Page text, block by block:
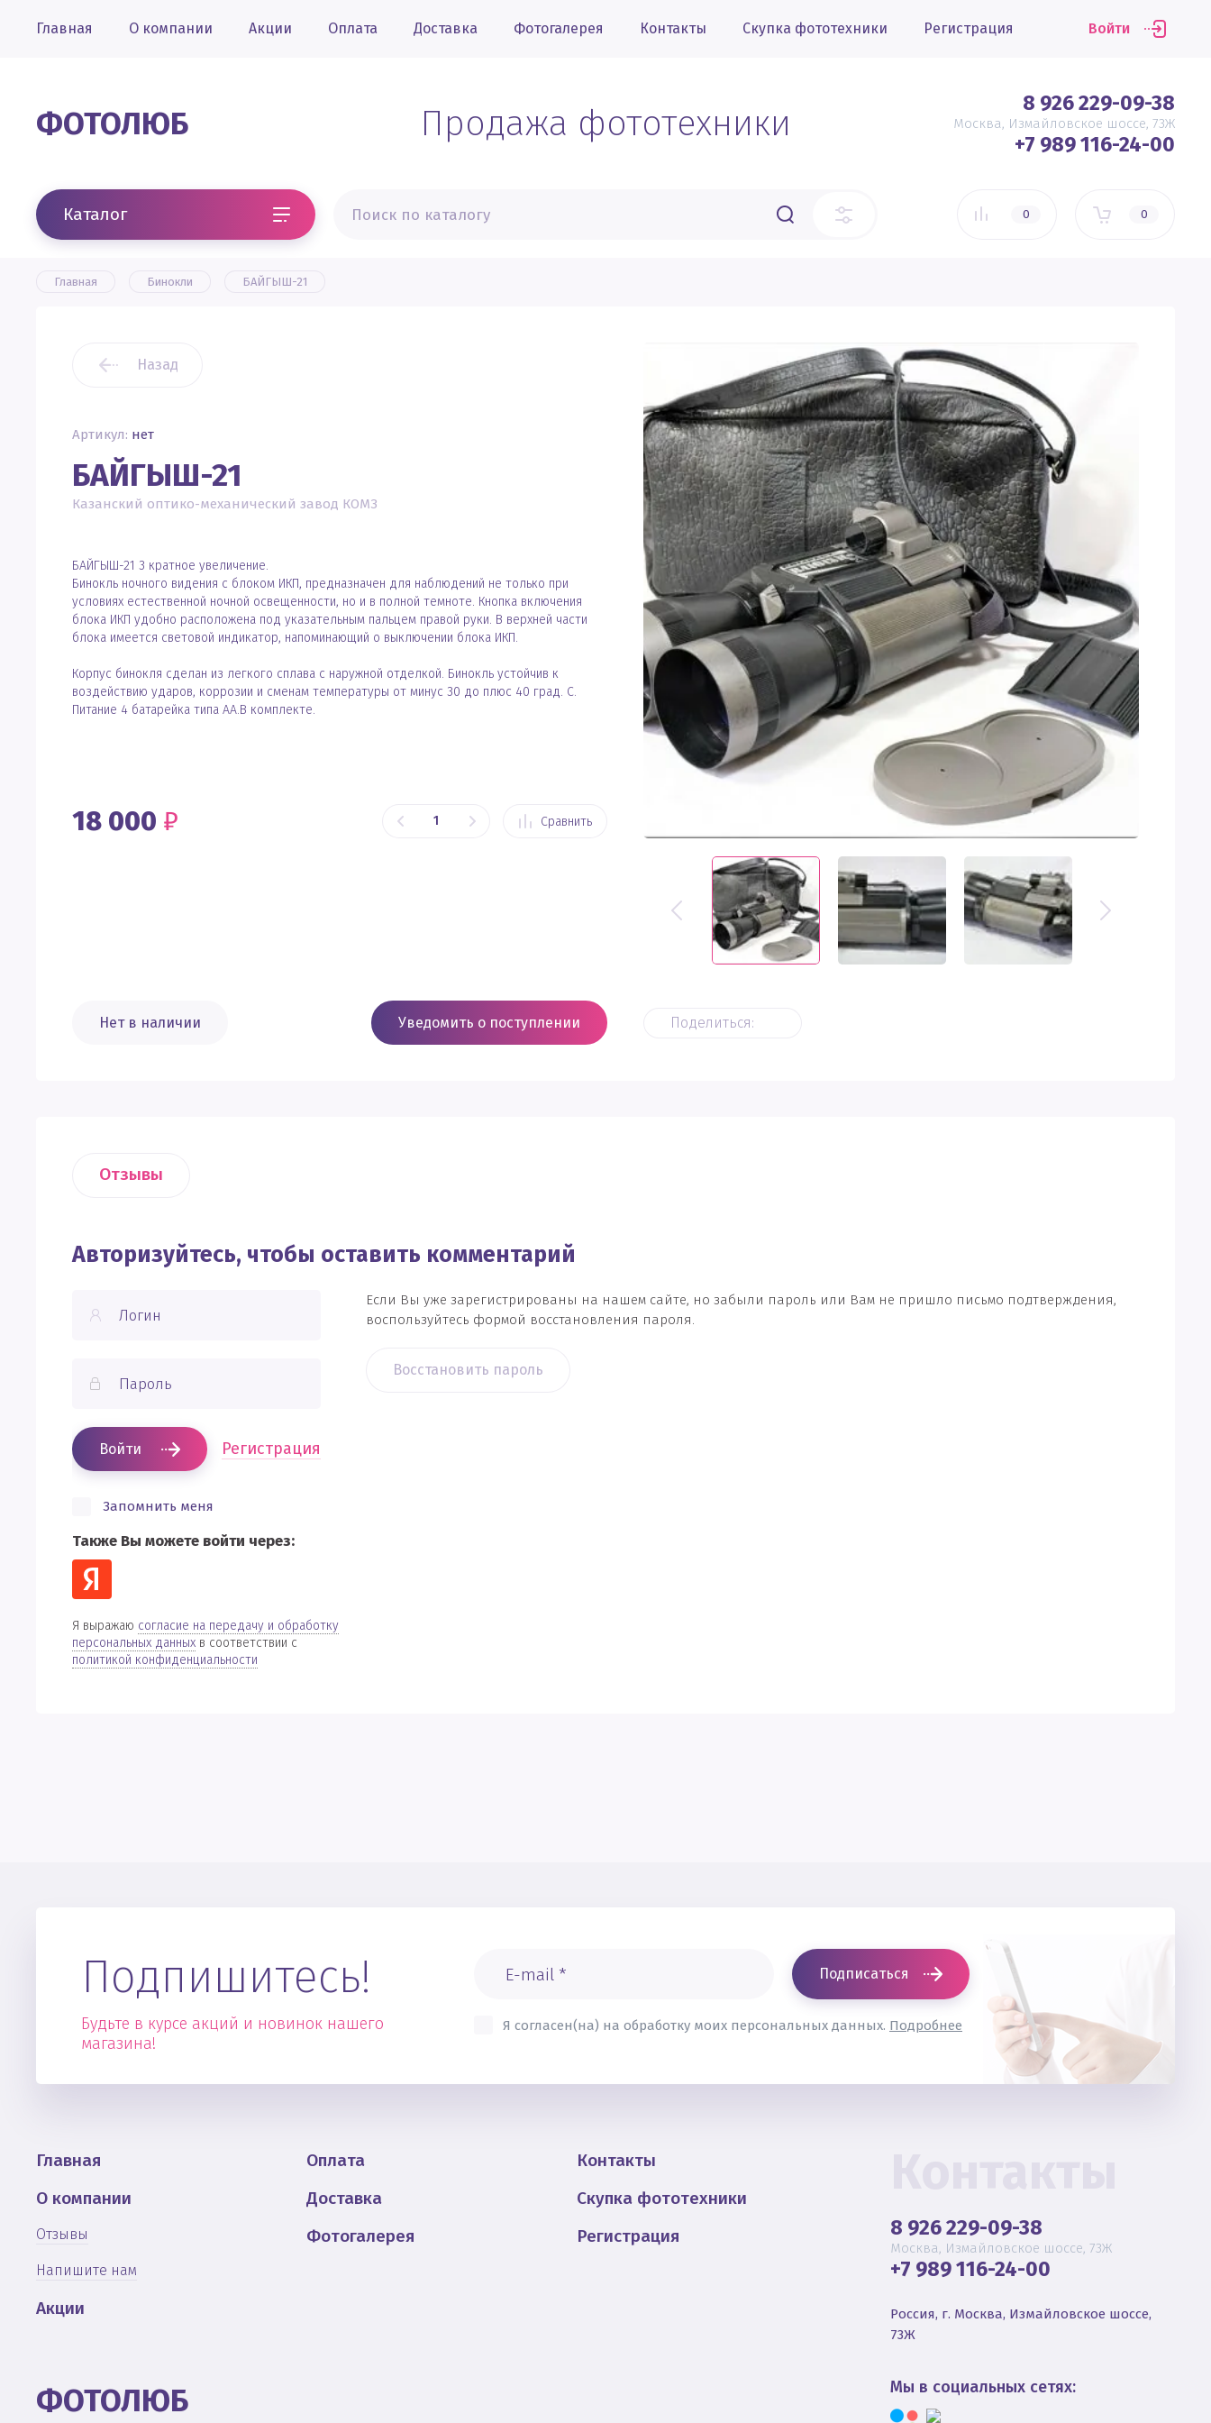
Главная О компании Акции Оплата Доставка Фотогалерея Контакты Скупка фототехники Регистрация Войти
ФОТОЛЮБ Продажа фототехники 8 926 229-09-38
Москва, Измайловское шоссе, 73Ж
+7 989 116-24-00
Каталог 0 0
Главная Бинокли БАЙГЫШ-21
Назад
Артикул: нет
БАЙГЫШ-21
Казанский оптико-механический завод КОМЗ
БАЙГЫШ-21 3 кратное увеличение.
Бинокль ночного видения с блоком ИКП, предназначен для наблюдений не только при
условиях естественной ночной освещенности, но и в полной темноте. Кнопка включения
блока ИКП удобно расположена под указательным пальцем правой руки. В верхней части
блока имеется световой индикатор, напоминающий о выключении блока ИКП.
Корпус бинокля сделан из легкого сплава с наружной отделкой. Бинокль устойчив к
воздействию ударов, коррозии и сменам температуры от минус 30 до плюс 40 град. С.
Питание 4 батарейка типа АА.В комплекте.
18 000 ₽ Сравнить
Нет в наличии Уведомить о поступлении Поделиться:
Отзывы
Авторизуйтесь, чтобы оставить комментарий
Войти Регистрация
Запомнить меня
Если Вы уже зарегистрированы на нашем сайте, но забыли пароль или Вам не пришло письмо подтверждения,
воспользуйтесь формой восстановления пароля.
Восстановить пароль
Также Вы можете войти через:
Я выражаю согласие на передачу и обработку
персональных данных в соответствии с
политикой конфиденциальности
Подпишитесь!
Будьте в курсе акций и новинок нашего
магазина!
Я согласен(на) на обработку моих персональных данных. Подробнее
Подписаться
Главная
О компании
Отзывы
Напишите нам
Акции
Оплата
Доставка
Фотогалерея
Контакты
Скупка фототехники
Регистрация
ФОТОЛЮБ
8 926 229-09-38
Москва, Измайловское шоссе, 73Ж
+7 989 116-24-00
Россия, г. Москва, Измайловское шоссе,
73Ж
Мы в социальных сетях: